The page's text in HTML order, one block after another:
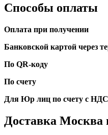
Способы оплаты
Оплата при получении
Банковской картой через
По QR-коду
По счету
Для Юр лиц по счету с
Доставка